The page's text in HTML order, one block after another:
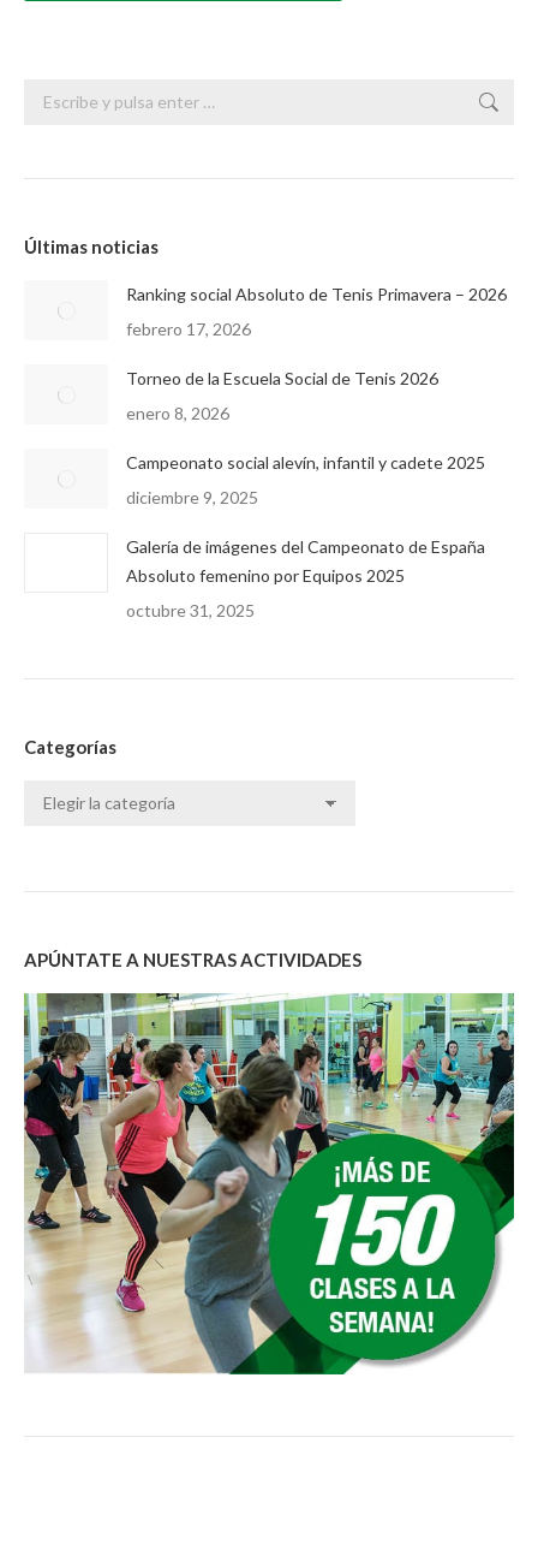
Buscar:
Últimas noticias
Ranking social Absoluto de Tenis Primavera – 2026
febrero 17, 2026
Torneo de la Escuela Social de Tenis 2026
enero 8, 2026
Campeonato social alevín, infantil y cadete 2025
diciembre 9, 2025
Galería de imágenes del Campeonato de España
Absoluto femenino por Equipos 2025
octubre 31, 2025
Categorías
Categorías
APÚNTATE A NUESTRAS ACTIVIDADES